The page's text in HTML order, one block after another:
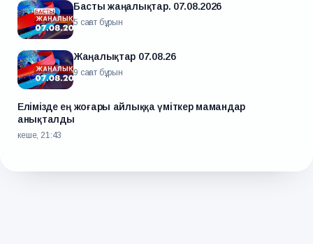
Басты жаңалықтар. 07.08.2026
5 сағат бұрын
Жаңалықтар 07.08.26
9 сағат бұрын
Елімізде ең жоғары айлыққа үміткер мамандар
анықталды
кеше, 21:43